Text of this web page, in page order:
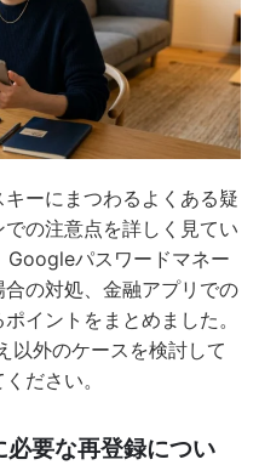
ーにまつわるよくある疑
の注意点を詳しく見てい
Googleパスワードマネー
の対処、金融アプリでの
イントをまとめました。
以外のケースを検討して
ださい。
要な再登録につい